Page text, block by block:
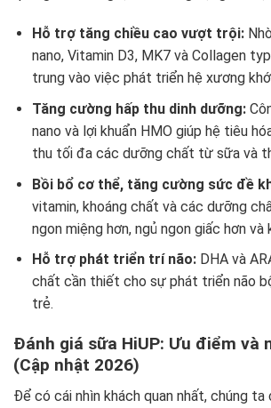
Hỗ trợ tăng chiều cao vượt trội:
nano, Vitamin D3, MK7 và Collagen
trung vào việc phát triển hệ xương
Tăng cường hấp thu dinh dưỡng:
nano và lợi khuẩn HMO giúp hệ tiêu
thu tối đa các dưỡng chất từ sữa và
Bồi bổ cơ thể, tăng cường sức đề
vitamin, khoáng chất và các dưỡng
ngon miệng hơn, ngủ ngon giấc hơn và
Hỗ trợ phát triển trí não:DHA và
chất cần thiết cho sự phát triển não
trẻ.
Đánh giá sữa HiUP: Ưu điểm và
(Cập nhật 2026)
Để có cái nhìn khách quan nhất, chúng